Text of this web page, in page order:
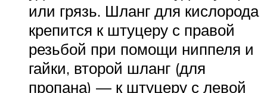
или грязь. Шланг для кислорода
крепится к штуцеру с правой
резьбой при помощи ниппеля и
гайки, второй шланг (для
пропана) — к штуцеру с левой